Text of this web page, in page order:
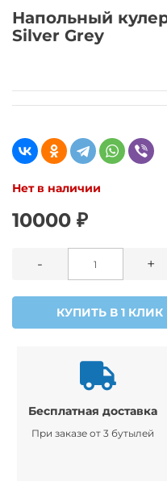
Напольный
Silver Grey
Нет в наличии
10000 ₽
- +
КУПИТЬ В 1 КЛИК
Бесплатная доставка
При заказе от 3 бутылей